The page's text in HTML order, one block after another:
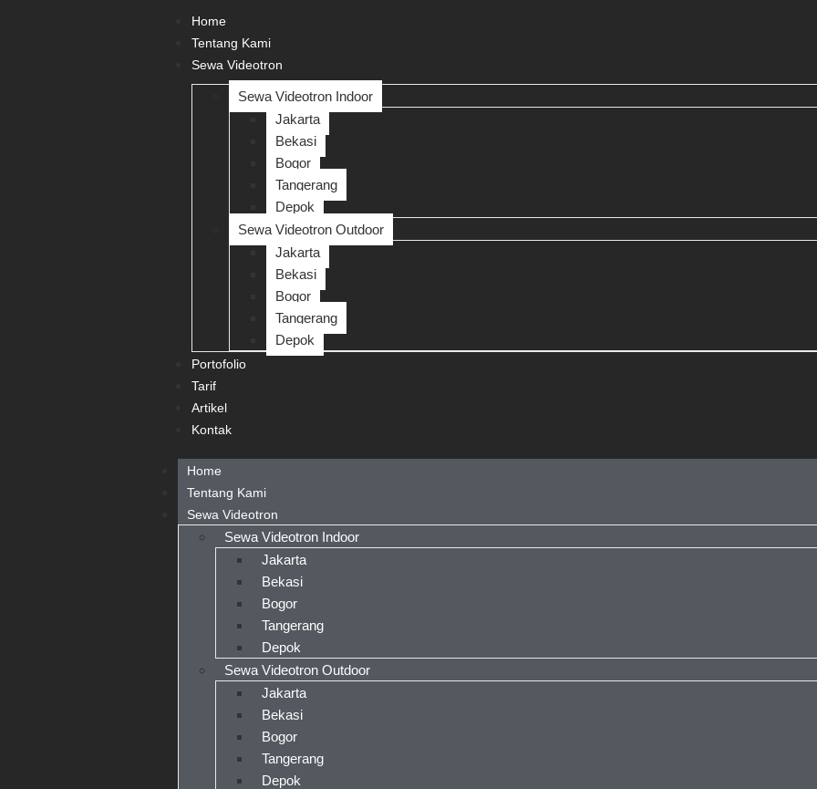
Home
Tentang Kami
Sewa Videotron
Sewa Videotron Indoor
Jakarta
Bekasi
Bogor
Tangerang
Depok
Sewa Videotron Outdoor
Jakarta
Bekasi
Bogor
Tangerang
Depok
Portofolio
Tarif
Artikel
Kontak
Home
Tentang Kami
Sewa Videotron
Sewa Videotron Indoor
Jakarta
Bekasi
Bogor
Tangerang
Depok
Sewa Videotron Outdoor
Jakarta
Bekasi
Bogor
Tangerang
Depok